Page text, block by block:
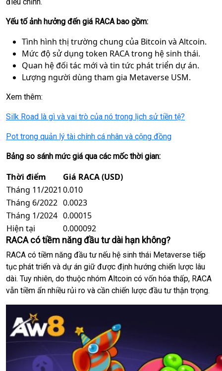
Yếu tố ảnh hưởng đến giá RACA bao gồm:
Tình hình thị trường chung của Bitcoin và Altcoin.
Mức độ sử dụng token RACA trong hệ sinh thái.
Quan hệ đối tác mới và tin tức phát triển dự án.
Lượng người dùng tham gia Metaverse USM.
Xem thêm:
Silk Road là gì và vai trò của nó trong lịch sử tiền tệ?
Pot trong quản lý tài chính cá nhân và cộng đồng
Bảng so sánh mức giá qua các mốc thời gian:
Thời điểm
Giá RACA (USD)
Tháng 11/2021 0.010
Tháng 6/2022 0.0023
Tháng 1/2024 0.00015
Hiện tại
0.000092
RACA có tiềm năng đầu tư dài hạn không?
RACA có tiềm năng đầu tư nếu hệ sinh thái Metaverse tiếp
tục phát triển và dự án giữ được định hướng chiến lược lâu
dài. Tuy nhiên, do thuộc nhóm Altcoin có vốn hóa thấp, RACA
vẫn tiềm ẩn nhiều rủi ro và cần chiến lược đầu tư thận trọng.